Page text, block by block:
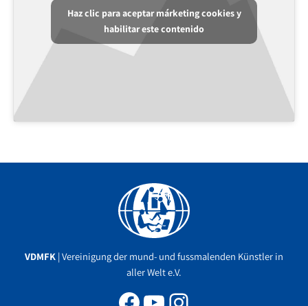
Haz clic para aceptar márketing cookies y
habilitar este contenido
VDMFK | Vereinigung der mund- und fussmalenden Künstler in
aller Welt e.V.
Facebook
YouTube
Instagram